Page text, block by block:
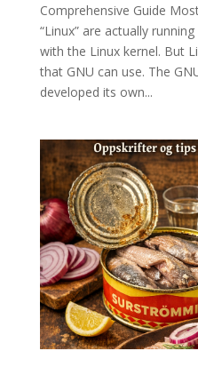
Comprehensive Guide
“Linux” are actually
with the Linux kernel. But
that GNU can use. The
developed its own...